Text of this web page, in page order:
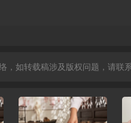
，如转载稿涉及版权问题，请联